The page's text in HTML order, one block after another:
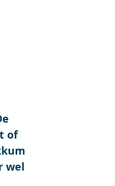
of
wel